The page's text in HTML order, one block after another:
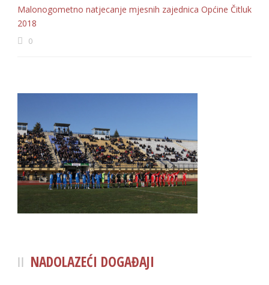
Malonogometno natjecanje mjesnih zajednica Općine Čitluk
2018
0
NADOLAZEĆI DOGAĐAJI